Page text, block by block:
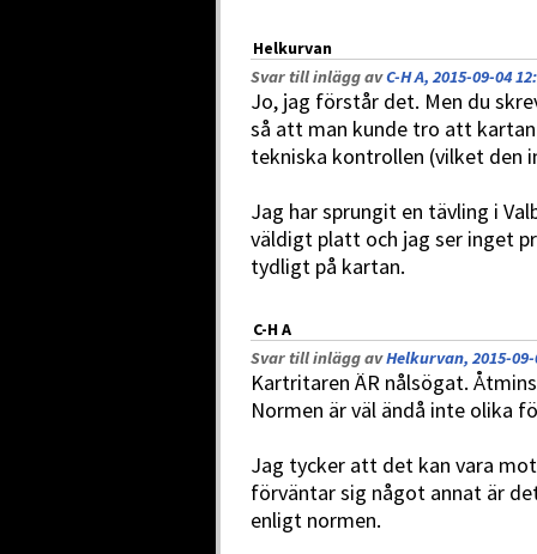
Helkurvan
Svar till inlägg avC-H A, 2015-09-04
Jo, jag förstår det. Men du
så att man kunde tro att
tekniska kontrollen (vilket den
Jag har sprungit en tävling i
väldigt platt och jag ser inget
tydligt på kartan.
C-H A
Svar till inlägg avHelkurvan, 2015-09-
Kartritaren ÄR nålsögat.
Normen är väl ändå inte olika
Jag tycker att det kan vara
förväntar sig något annat är
enligt normen.